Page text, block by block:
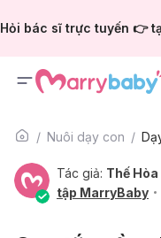
Hỏi bác sĩ trực tuyến 👉
Nuôi dạy con
Tác giả: Thế Hòa
tập MarryBaby